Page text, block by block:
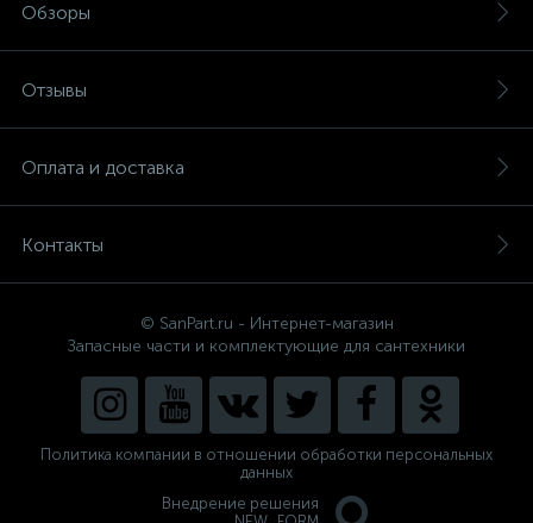
Обзоры
Отзывы
Оплата и доставка
Контакты
© SanPart.ru - Интернет-магазин
Запасные части и комплектующие для сантехники
Политика компании в отношении обработки персональных
данных
Внедрение решения